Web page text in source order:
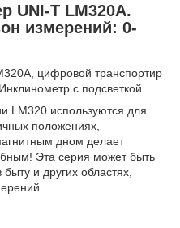
UNI-T LM320A.
измерений: 0-
цифровой транспортир
с подсветкой.
LM320 используются для
положениях,
дном делает
Эта серия может быть
и других областях,